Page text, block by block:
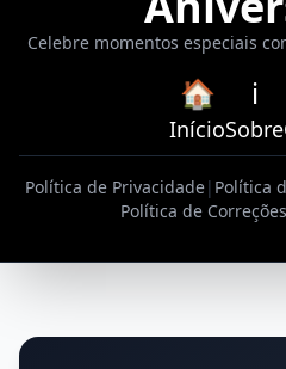
Celebre momentos especiais
🏠
Início
ℹ️
Sobre
Política de Privacidade| Política
Política de Correções